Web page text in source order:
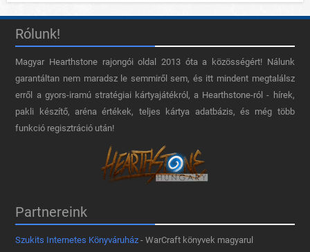
Rólunk!
Magyar Hearthstone​ rajongói oldal 2013 óta a közösségért! Nálunk
garantáltan nem maradsz le semmiről sem, és itt mindent megtalálsz
erről a gyors-iramú stratégiai kártyajátékról, a Hearthstone-ról - hírek,
pakli készítő, aréna értékek, teljes kártya adatbázis, és még több
funkció regisztráció után!
Partnereink
Szukits Internetes Könyváruház - WarCraft könyvek magyarul